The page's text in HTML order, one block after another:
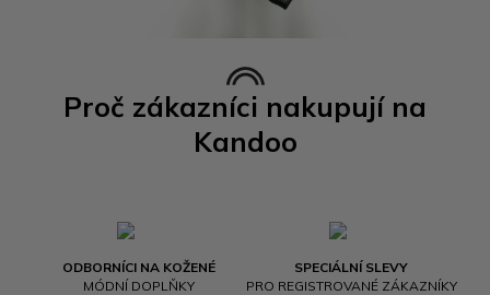
Proč zákazníci nakupují na
Kandoo
ODBORNÍCI NA KOŽENÉ
MÓDNÍ DOPLŇKY
SPECIÁLNÍ SLEVY
PRO REGISTROVANÉ ZÁKAZNÍKY